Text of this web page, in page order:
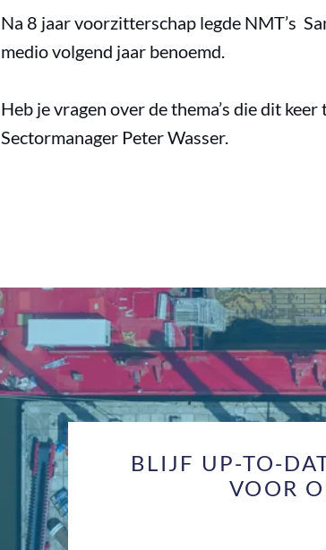
Na 8 jaar voorzitterschap legde NMT’s
medio volgend jaar benoemd.
Heb je vragen over de thema’s die dit
Sectormanager Peter Wasser.
BLIJF UP-TO-
VOOR